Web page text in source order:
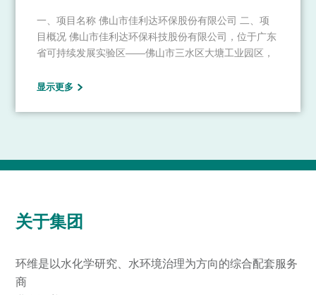
一、项目名称 佛山市佳利达环保股份有限公司 二、项
目概况 佛山市佳利达环保科技股份有限公司，位于广东
省可持续发展实验区——佛山市三水区大塘工业园区，
下设纺织分厂、热电分厂、自来水厂、污水处理厂和天
为具有一定规模的集团公司。专业领域覆盖纺织化学与
显示更多
关于集团
环维是以水化学研究、水环境治理为方向的综合配套服务
商